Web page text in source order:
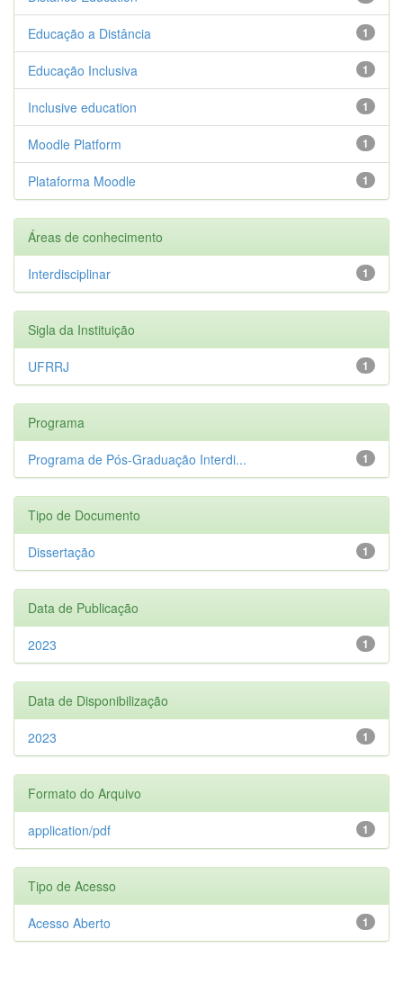
1
Educação a Distância
1
Educação Inclusiva
1
Inclusive education
1
Moodle Platform
1
Plataforma Moodle
Áreas de conhecimento
1
Interdisciplinar
Sigla da Instituição
1
UFRRJ
Programa
1
Programa de Pós-Graduação Interdi...
Tipo de Documento
1
Dissertação
Data de Publicação
1
2023
Data de Disponibilização
1
2023
Formato do Arquivo
1
application/pdf
Tipo de Acesso
1
Acesso Aberto